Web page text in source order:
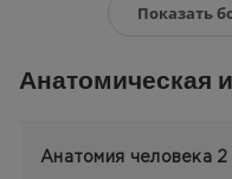
Показать
Анатомическая
Анатомия человека 2